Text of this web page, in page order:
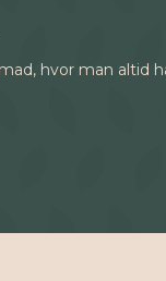
hvor man altid